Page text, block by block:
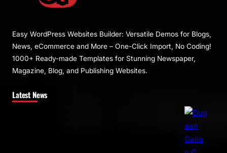
Easy WordPress Websites Builder: Versatile Demos for Blogs,
News, eCommerce and More – One-Click Import, No Coding!
1000+ Ready-made Templates for Stunning Newspaper,
Magazine, Blog, and Publishing Websites.
Latest News